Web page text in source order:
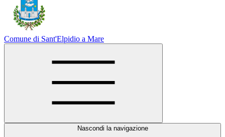
Comune di Sant'Elpidio a Mare
Nascondi la navigazione